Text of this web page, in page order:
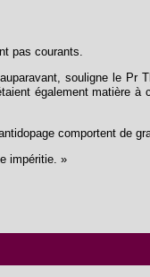
pas courants.
souligne le Pr
également matière à
comportent de
impéritie. »